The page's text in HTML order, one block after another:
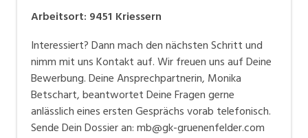
Arbeitsort: 9451 Kriessern
Interessiert? Dann mach den nächsten Schritt und
nimm mit uns Kontakt auf. Wir freuen uns auf Deine
Bewerbung. Deine Ansprechpartnerin, Monika
Betschart, beantwortet Deine Fragen gerne
anlässlich eines ersten Gesprächs vorab telefonisch.
Sende Dein Dossier an: mb@gk-gruenenfelder.com